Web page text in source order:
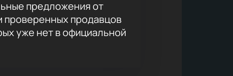
предложения от
проверенных продавцов
уже нет в официальной